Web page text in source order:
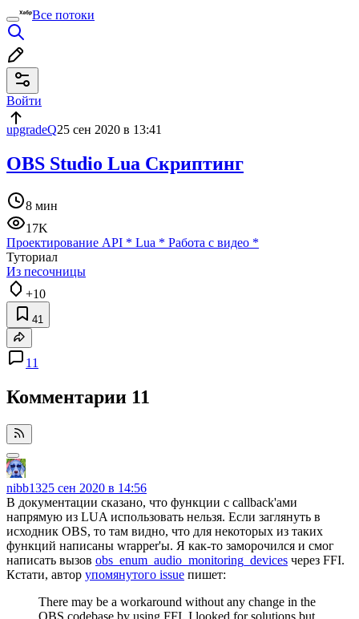
Все потоки
Войти
upgradeQ25 сен 2020 в 13:41
OBS Studio Lua Скриптинг
8 мин
17K
Проектирование API * Lua * Работа с видео *
Туториал
Из песочницы
+10
41
11
Комментарии 11
nibb1325 сен 2020 в 14:56
В документации сказано, что функции с callback'ами
напрямую из LUA использовать нельзя. Если заглянуть в
исходник OBS, то там видно, что для некоторых из таких
функций написаны wrapper'ы. Я как-то заморочился и смог
написать вызов obs_enum_audio_monitoring_devices через FFI.
Кстати, автор упомянутого issue пишет:
There may be a workaround without any change in the
OBS codebase by using FFI. I looked for solutions but